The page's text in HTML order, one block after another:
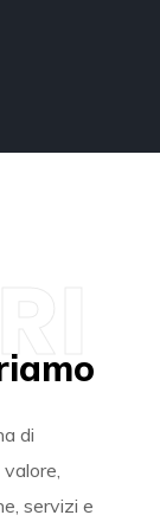
di
servizi e